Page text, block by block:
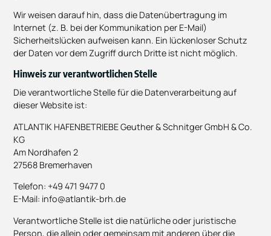
Wir weisen darauf hin, dass die Datenübertragung im
Internet (z. B. bei der Kommunikation per E-Mail)
Sicherheitslücken aufweisen kann. Ein lückenloser Schutz
der Daten vor dem Zugriff durch Dritte ist nicht möglich.
Hinweis zur verantwortlichen Stelle
Die verantwortliche Stelle für die Datenverarbeitung auf
dieser Website ist:
ATLANTIK HAFENBETRIEBE Geuther & Schnitger GmbH & Co.
KG
Am Nordhafen 2
27568 Bremerhaven
Telefon: +49 471 9477 0
E-Mail: info@atlantik-brh.de
Verantwortliche Stelle ist die natürliche oder juristische
Person, die allein oder gemeinsam mit anderen über die